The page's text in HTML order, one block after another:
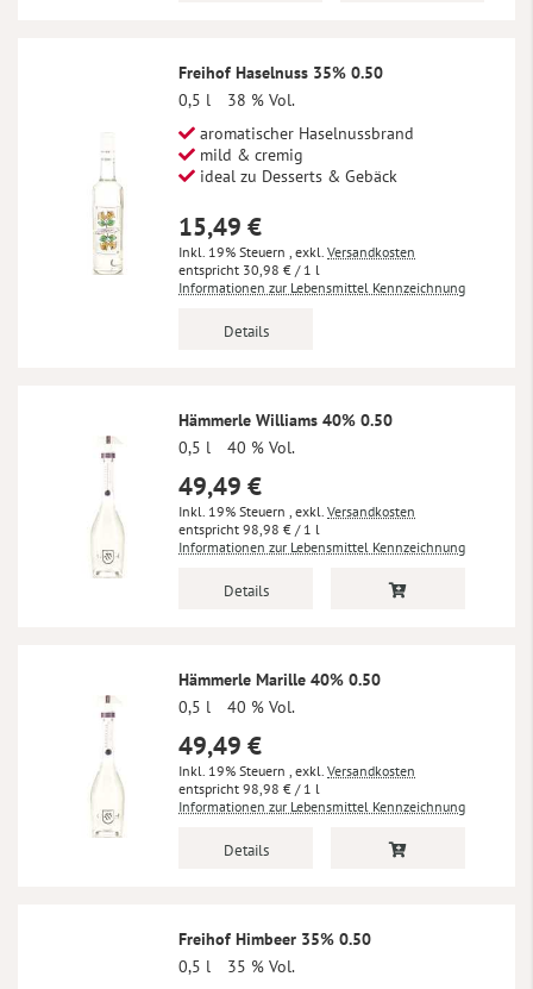
Freihof Haselnuss 35% 0.50
0,5 l
38 % Vol.
aromatischer Haselnussbrand
mild & cremig
ideal zu Desserts & Gebäck
15,49 €
Inkl. 19% Steuern , exkl. Versandkosten
30,98 € / 1 l
Informationen zur Lebensmittel Kennzeichnung
Details
Hämmerle Williams 40% 0.50
0,5 l
40 % Vol.
49,49 €
Inkl. 19% Steuern , exkl. Versandkosten
98,98 € / 1 l
Informationen zur Lebensmittel Kennzeichnung
Details
Hämmerle Marille 40% 0.50
0,5 l
40 % Vol.
49,49 €
Inkl. 19% Steuern , exkl. Versandkosten
98,98 € / 1 l
Informationen zur Lebensmittel Kennzeichnung
Details
Freihof Himbeer 35% 0.50
0,5 l
35 % Vol.